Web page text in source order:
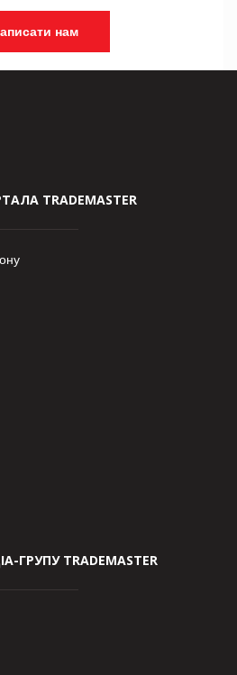
нам
TRADEMASTER
ГРУПУ TRADEMASTER